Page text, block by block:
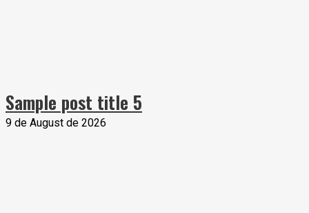
Sample post title 5
9 de August de 2026